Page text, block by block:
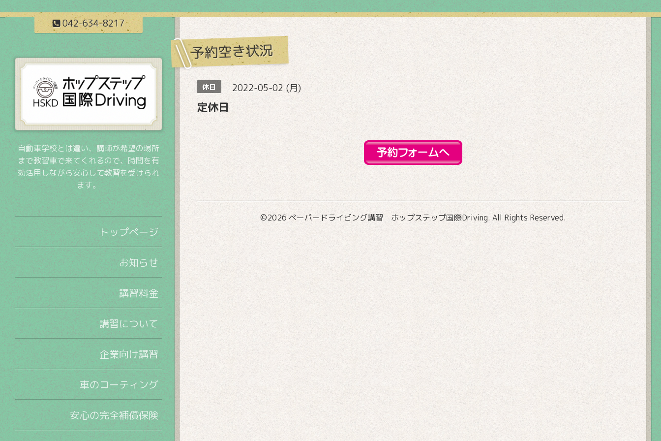
042-634-8217
予約空き状況
休日 2022-05-02 (月)
定休日
©2026 ペーパードライビング講習 ホップステップ国際Driving. All Rights Reserved.
自動車学校とは違い、講師が希望の場所
まで教習車で来てくれるので、時間を有
効活用しながら安心して教習を受けられ
ます。
トップページ
お知らせ
講習料金
講習について
企業向け講習
車のコーティング
安心の完全補償保険